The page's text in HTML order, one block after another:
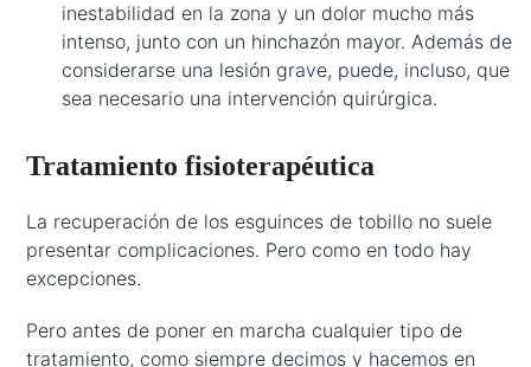
inestabilidad en la zona y un dolor mucho más
intenso, junto con un hinchazón mayor. Además de
considerarse una lesión grave, puede, incluso, que
sea necesario una intervención quirúrgica.
Tratamiento fisioterapéutica
La recuperación de los esguinces de tobillo no suele
presentar complicaciones. Pero como en todo hay
excepciones.
Pero antes de poner en marcha cualquier tipo de
tratamiento, como siempre decimos y hacemos en